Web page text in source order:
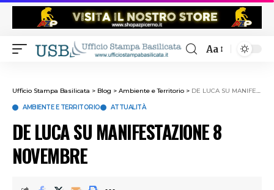
Aa
Ufficio Stampa Basilicata > Blog > Ambiente e Territorio > DE LUCA SU MANIFESTAZIONE 8 NOVEMBRE
AMBIENTE E TERRITORIO ATTUALITÀ
DE LUCA SU MANIFESTAZIONE 8
NOVEMBRE